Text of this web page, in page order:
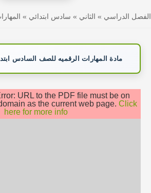
الفصل الدراسي » الثاني » سادس ابتدائي »
مادة المهارات الرقميه للصف السادس
URL to the PDF file must be on
as the current web page. Click
here for more info